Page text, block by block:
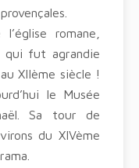
romane,
qui fut agrandie
XIIème siècle !
le Musée
Sa tour de
du XIVème